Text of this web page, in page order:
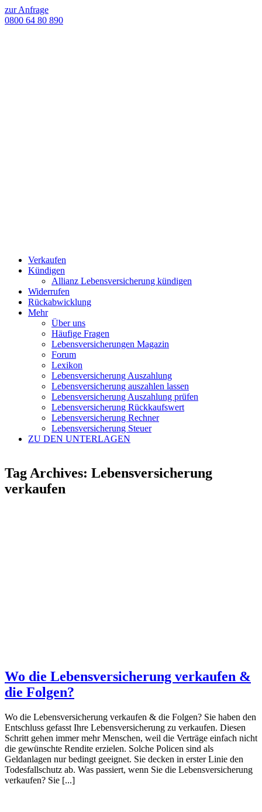
zur Anfrage
0800 64 80 890
Verkaufen
Kündigen
Allianz Lebensversicherung kündigen
Widerrufen
Rückabwicklung
Mehr
Über uns
Häufige Fragen
Lebensversicherungen Magazin
Forum
Lexikon
Lebensversicherung Auszahlung
Lebensversicherung auszahlen lassen
Lebensversicherung Auszahlung prüfen
Lebensversicherung Rückkaufswert
Lebensversicherung Rechner
Lebensversicherung Steuer
ZU DEN UNTERLAGEN
Tag Archives: Lebensversicherung
verkaufen
Wo die Lebensversicherung verkaufen &
die Folgen?
Wo die Lebensversicherung verkaufen & die Folgen? Sie haben den
Entschluss gefasst Ihre Lebensversicherung zu verkaufen. Diesen
Schritt gehen immer mehr Menschen, weil die Verträge einfach nicht
die gewünschte Rendite erzielen. Solche Policen sind als
Geldanlagen nur bedingt geeignet. Sie decken in erster Linie den
Todesfallschutz ab. Was passiert, wenn Sie die Lebensversicherung
verkaufen? Sie [...]